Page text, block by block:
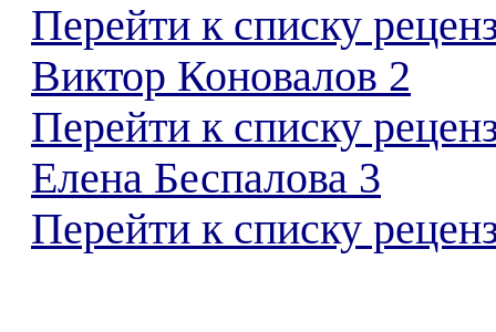
Перейти к списку
Виктор Коновалов 2
Перейти к списку
Елена Беспалова 3
Перейти к списку